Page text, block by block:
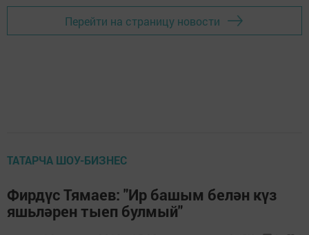
Перейти на страницу новости
ТАТАРЧА ШОУ-БИЗНЕС
Фирдүс Тямаев: "Ир башым белән күз
яшьләрен тыеп булмый"